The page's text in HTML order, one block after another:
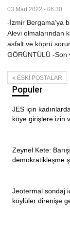
03 Mart 2022 - 06:30
-İzmir Bergama’ya
Alevi olmalarından
asfalt ve köprü
GÖRÜNTÜLÜ -Son
ESKI POSTALAR
Populer
JES için
köye girişlere izin
Zeynel Kete:
demokratikleşme
Jeotermal sondaj
köylüler direnişe